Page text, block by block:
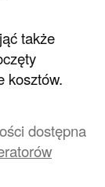
także
kosztów.
dostępna